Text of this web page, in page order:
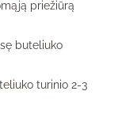
priežiūrą
buteliuko
turinio 2-3